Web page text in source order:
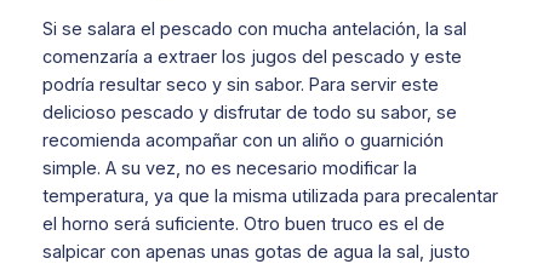
Si se salara el pescado con mucha antelación, la sal
comenzaría a extraer los jugos del pescado y este
podría resultar seco y sin sabor. Para servir este
delicioso pescado y disfrutar de todo su sabor, se
recomienda acompañar con un aliño o guarnición
simple. A su vez, no es necesario modificar la
temperatura, ya que la misma utilizada para precalentar
el horno será suficiente. Otro buen truco es el de
salpicar con apenas unas gotas de agua la sal, justo